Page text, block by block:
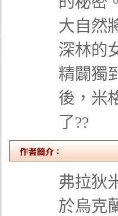
大自然
深林的
精闢獨
後，米
了??
弗拉狄
於烏克